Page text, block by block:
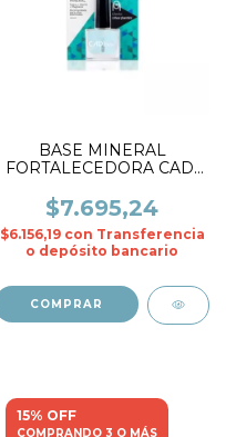
BASE MINERAL
FORTALECEDORA CADI
CADIline
$7.695,24
$6.156,19 con Transferencia
o depósito bancario
15% OFF
COMPRANDO 3 O MÁS